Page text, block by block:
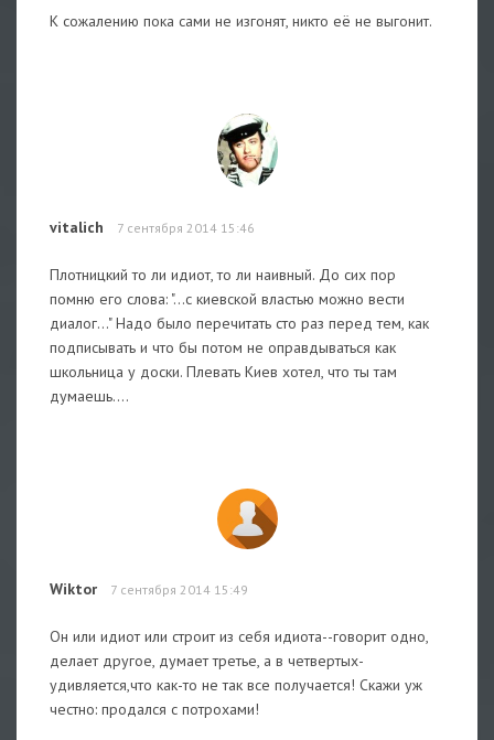
К сожалению пока сами не изгонят, никто её не выгонит.
vitalich 7 сентября 2014 15:46
Плотницкий то ли идиот, то ли наивный. До сих пор
помню его слова: "...с киевской властью можно вести
диалог..." Надо было перечитать сто раз перед тем, как
подписывать и что бы потом не оправдываться как
школьница у доски. Плевать Киев хотел, что ты там
думаешь....
Wiktor 7 сентября 2014 15:49
Он или идиот или строит из себя идиота--говорит одно,
делает другое, думает третье, а в четвертых-
удивляется,что как-то не так все получается! Скажи уж
честно: продался с потрохами!